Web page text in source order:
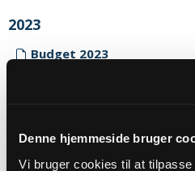
Denne hjemmeside bruger
Vi bruger cookies til at
2023
Budget 2023